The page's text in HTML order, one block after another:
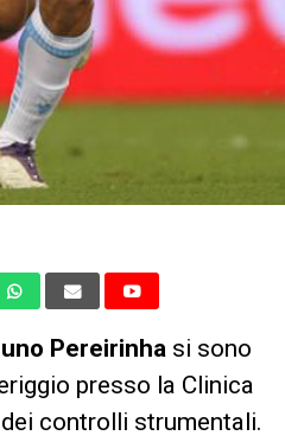
Pereirinhasi sono
presso la Clinica
controlli strumentali.